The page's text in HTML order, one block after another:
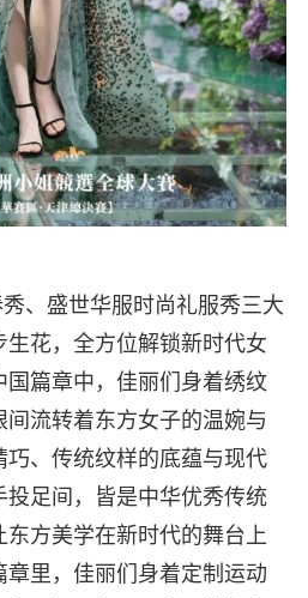
、盛世华服时尚礼服秀三大
花，全方位解锁新时代女
篇章中，佳丽们身着绣纹
流转着东方女子的温婉与
巧、传统纹样的底蕴与现代
投足间，皆是中华优秀传统
方美学在新时代的舞台上
里，佳丽们身着定制运动